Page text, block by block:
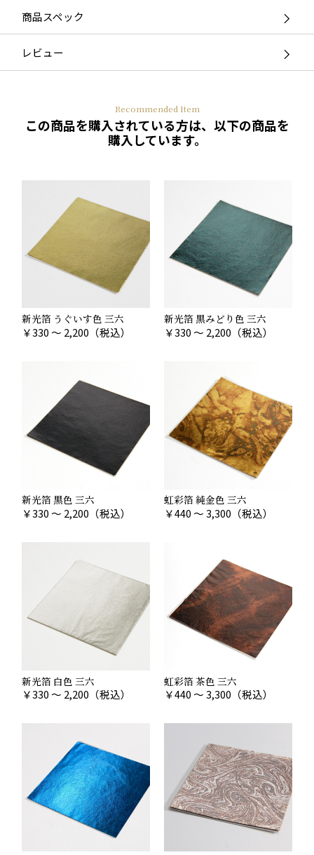
商品スペック
レビュー
Recommended Item
この商品を購入されている方は、以下の商品を
購入しています。
新光箔 うぐいす色 三六
￥330 ～ 2,200 （税込）
新光箔 黒みどり色 三六
￥330 ～ 2,200 （税込）
新光箔 黒色 三六
￥330 ～ 2,200 （税込）
虹彩箔 純金色 三六
￥440 ～ 3,300 （税込）
新光箔 白色 三六
￥330 ～ 2,200 （税込）
虹彩箔 茶色 三六
￥440 ～ 3,300 （税込）